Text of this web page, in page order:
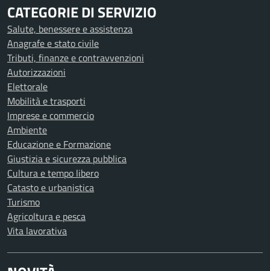
CATEGORIE DI SERVIZIO
Salute, benessere e assistenza
Anagrafe e stato civile
Tributi, finanze e contravvenzioni
Autorizzazioni
Elettorale
Mobilità e trasporti
Imprese e commercio
Ambiente
Educazione e Formazione
Giustizia e sicurezza pubblica
Cultura e tempo libero
Catasto e urbanistica
Turismo
Agricoltura e pesca
Vita lavorativa